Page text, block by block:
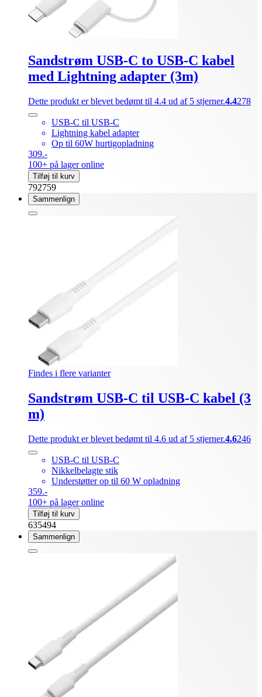
Sandstrøm USB-C to USB-C kabel
med Lightning adapter (3m)
Dette produkt er blevet bedømt til 4.4 ud af 5 stjerner.4.4278
USB-C til USB-C
Lightning kabel adapter
Op til 60W hurtigopladning
309.-
100+ på lager online
Tilføj til kurv
792759
Sammenlign
Findes i flere varianter
Sandstrøm USB-C til USB-C kabel (3
m)
Dette produkt er blevet bedømt til 4.6 ud af 5 stjerner.4.6246
USB-C til USB-C
Nikkelbelagte stik
Understøtter op til 60 W opladning
359.-
100+ på lager online
Tilføj til kurv
635494
Sammenlign